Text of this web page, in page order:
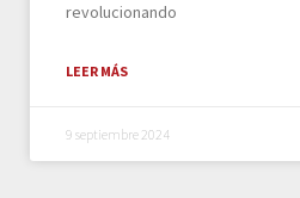
revolucionando
LEER MÁS
9 septiembre 2024